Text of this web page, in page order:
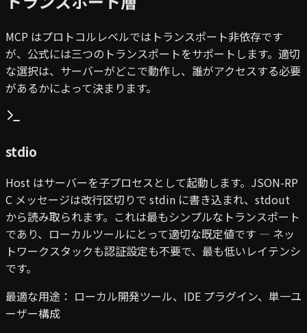
MCP はプロトコルレベルではトランスポート非依存です
が、公式には三つのトランスポートをサポートします。適切
な選択は、サーバーがどこで動作し、誰がアクセスする必要
があるかによって決まります。
stdio
Host はサーバーを子プロセスとして起動します。JSON-RP
C メッセージは改行区切りで stdin に書き込まれ、stdout
から読み取られます。これは最もシンプルなトランスポート
であり、ローカルツールにとって適切な既定値です — ネッ
トワークスタックも認証設定も不要で、最も低いレイテンシ
です。
最適な用途： ローカル開発ツール、IDE プラグイン、単一ユ
ーザー構成